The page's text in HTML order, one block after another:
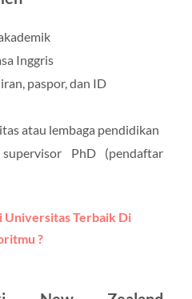
Inggris
paspor, dan ID
atau lembaga pendidikan
PhD (pendaftar
Universitas Terbaik Di
?